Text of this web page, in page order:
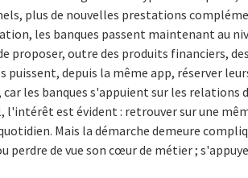
plus de nouvelles prestations
les banques passent maintenant au
proposer, outre des produits financiers,
puissent, depuis la même app, réserver
les banques s'appuient sur les relations
est évident : retrouver sur une
Mais la démarche demeure
perdre de vue son cœur de métier ;